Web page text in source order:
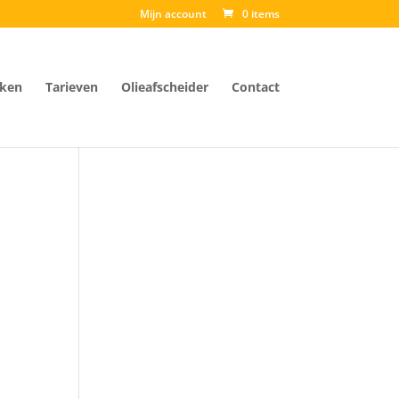
Mijn account 0 items
Tarieven Olieafscheider Contact